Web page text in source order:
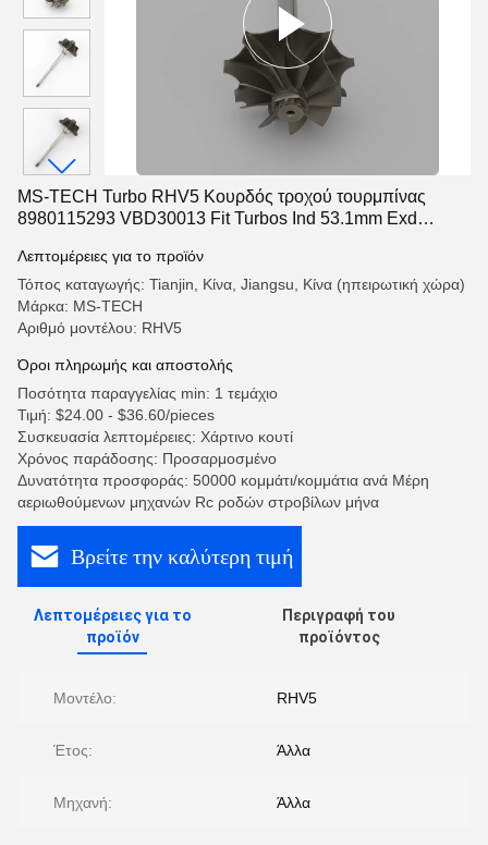
MS-TECH Turbo RHV5 Κουρδός τροχού τουρμπίνας
8980115293 VBD30013 Fit Turbos Ind 53.1mm Exd
Λεπτομέρειες για το προϊόν
Τόπος καταγωγής: Tianjin, Κίνα, Jiangsu, Κίνα (ηπειρωτική χώρα)
Μάρκα: MS-TECH
Αριθμό μοντέλου: RHV5
Όροι πληρωμής και αποστολής
Ποσότητα παραγγελίας min: 1 τεμάχιο
Τιμή: $24.00 - $36.60/pieces
Συσκευασία λεπτομέρειες: Χάρτινο κουτί
Χρόνος παράδοσης: Προσαρμοσμένο
Δυνατότητα προσφοράς: 50000 κομμάτι/κομμάτια ανά Μέρη
αεριωθούμενων μηχανών Rc ροδών στροβίλων μήνα
Βρείτε την καλύτερη τιμή
Λεπτομέρειες για το
προϊόν
Περιγραφή του
προϊόντος
Μοντέλο: RHV5
Έτος: Άλλα
Μηχανή: Άλλα